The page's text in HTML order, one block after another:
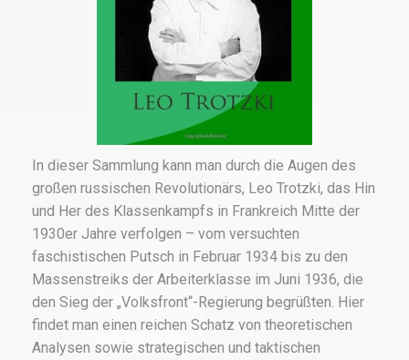
In dieser Sammlung kann man durch die Augen des
großen russischen Revolutionärs, Leo Trotzki, das Hin
und Her des Klassenkampfs in Frankreich Mitte der
1930er Jahre verfolgen – vom versuchten
faschistischen Putsch in Februar 1934 bis zu den
Massenstreiks der Arbeiterklasse im Juni 1936, die
den Sieg der „Volksfront“-Regierung begrüßten. Hier
findet man einen reichen Schatz von theoretischen
Analysen sowie strategischen und taktischen